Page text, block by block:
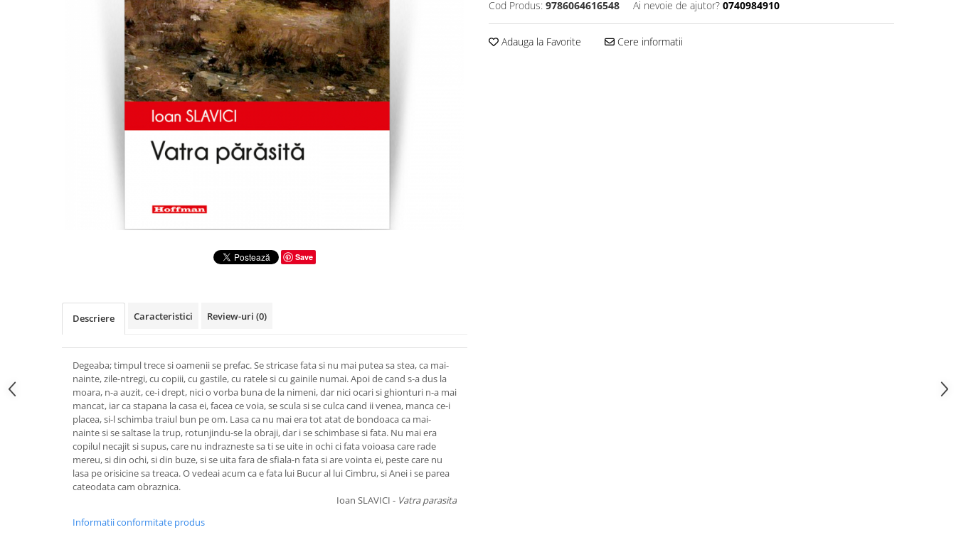
Save
Cod Produs: 9786064616548 Ai nevoie de ajutor? 0740984910
Adauga la Favorite Cere informatii
Descriere Caracteristici Review-uri (0)
Degeaba; timpul trece si oamenii se prefac. Se stricase fata si nu mai putea sa stea, ca mai-
nainte, zile-ntregi, cu copiii, cu gastile, cu ratele si cu gainile numai. Apoi de cand s-a dus la
moara, n-a auzit, ce-i drept, nici o vorba buna de la nimeni, dar nici ocari si ghionturi n-a mai
mancat, iar ca stapana la casa ei, facea ce voia, se scula si se culca cand ii venea, manca ce-i
placea, si-l schimba traiul bun pe om. Lasa ca nu mai era tot atat de bondoaca ca mai-
nainte si se saltase la trup, rotunjindu-se la obraji, dar i se schimbase si fata. Nu mai era
copilul necajit si supus, care nu indrazneste sa ti se uite in ochi ci fata voioasa care rade
mereu, si din ochi, si din buze, si se uita fara de sfiala-n fata si are vointa ei, peste care nu
lasa pe orisicine sa treaca. O vedeai acum ca e fata lui Bucur al lui Cimbru, si Anei i se parea
cateodata cam obraznica.
Ioan SLAVICI - Vatra parasita
Informatii conformitate produs